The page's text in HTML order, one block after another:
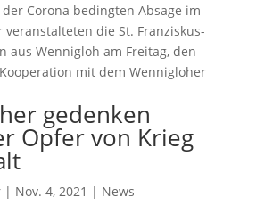
Corona bedingten Absage im
veranstalteten die St. Franziskus-
aus Wennigloh am Freitag, den
mit dem Wennigloher
gedenken
Opfer von Krieg
| Nov. 4, 2021 | News